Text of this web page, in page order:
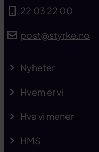
22 03 22 00
post@styrke.no
Nyheter
Hvem er vi
Hva vi mener
HMS